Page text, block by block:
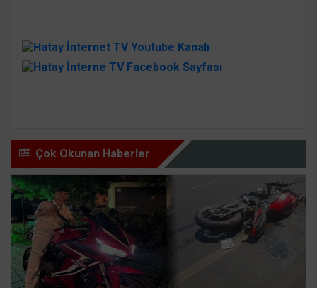
Çok Okunan Haberler